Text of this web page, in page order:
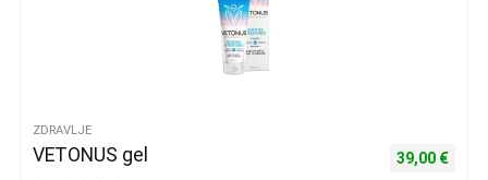
ZDRAVLJE
VETONUS gel
Izvorna
39,00 €